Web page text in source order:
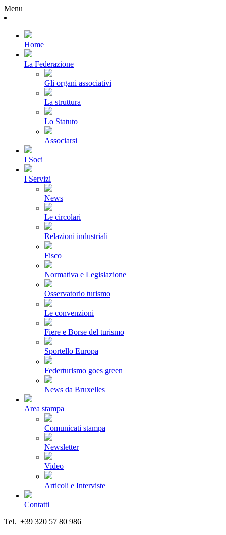
Menu
Home
La Federazione
Gli organi associativi
La struttura
Lo Statuto
Associarsi
I Soci
I Servizi
News
Le circolari
Relazioni industriali
Fisco
Normativa e Legislazione
Osservatorio turismo
Le convenzioni
Fiere e Borse del turismo
Sportello Europa
Federturismo goes green
News da Bruxelles
Area stampa
Comunicati stampa
Newsletter
Video
Articoli e Interviste
Contatti
Tel. +39 320 57 80 986